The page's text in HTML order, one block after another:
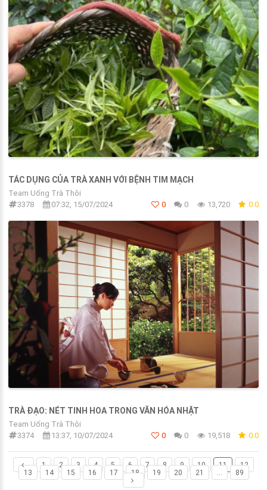
TÁC DỤNG CỦA TRÀ XANH VỚI BỆNH TIM MẠCH
Team Uống Trà Thôi
3378
07:32, 15/07/2024 0 0 13,720 0.0
TRÀ ĐẠO: NÉT TINH HOA TRONG VĂN HÓA NHẬT
Team Uống Trà Thôi
3374
13:37, 10/07/2024 0 0 19,518 0.0
1 2 3 4 5 6 7 8 9 10 11
12
13
14 15 16 17 18 19 20 21 89